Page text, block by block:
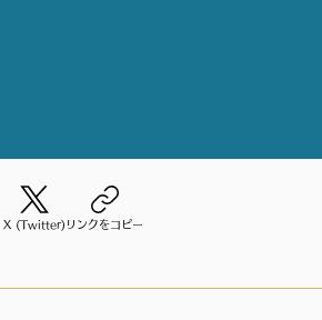
X (Twitter) リンクをコピー